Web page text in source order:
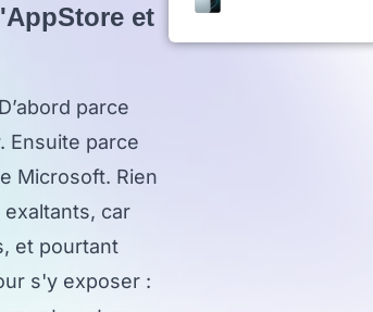
et
parce
Ensuite parce
Microsoft. Rien
car
et pourtant
s'y exposer :